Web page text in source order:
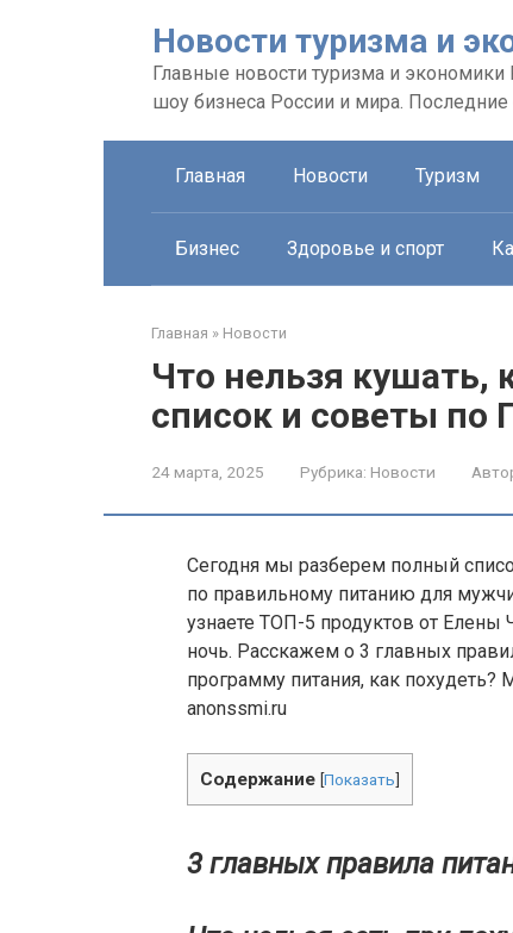
Новости туризма и
Главные новости туризма и
шоу бизнеса России и мира.
Главная Новости Туризм
Бизнес Здоровье и спорт
Главная » Новости
Что нельзя кушать,
список и советы
24 марта, 2025 Рубрика: Новости
Сегодня мы разберем полный
по правильному питанию для
узнаете ТОП-5 продуктов от Елены
ночь. Расскажем о 3 главных
программу питания, как
anonssmi.ru
Содержание [Показать]
3 главных правила